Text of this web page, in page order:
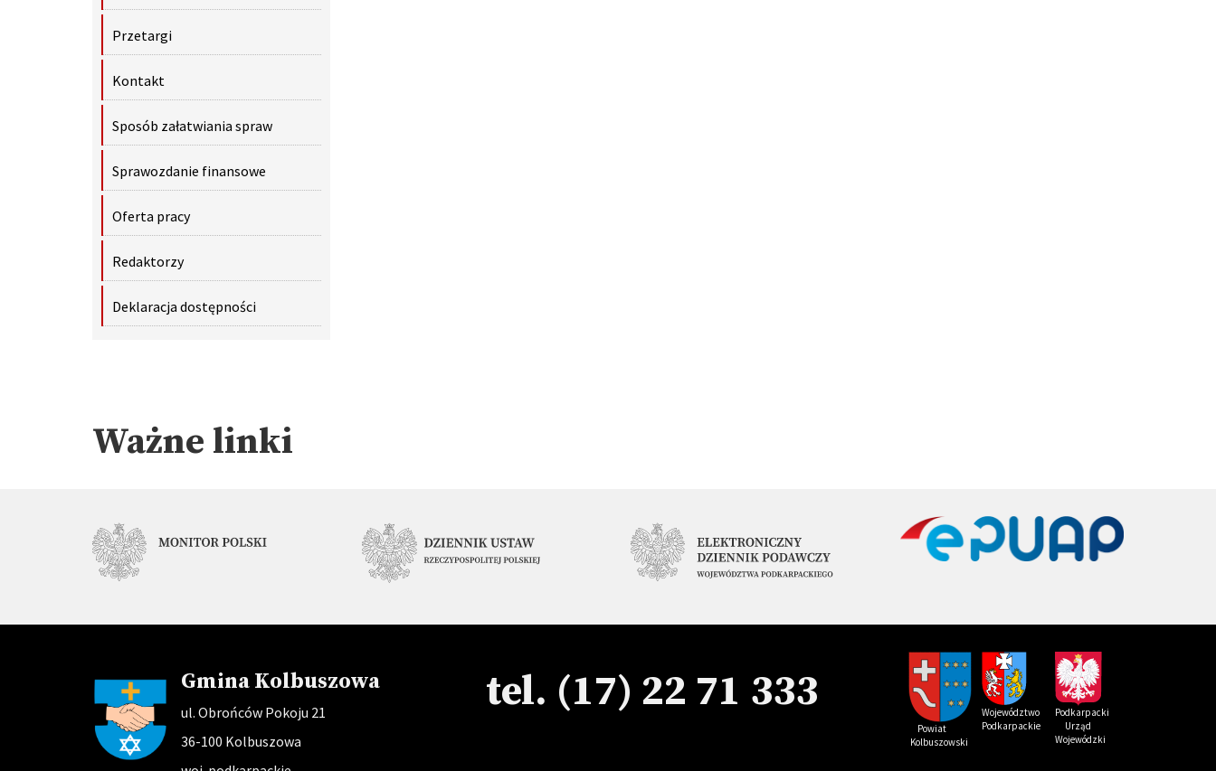
Przetargi
Kontakt
Sposób załatwiania spraw
Sprawozdanie finansowe
Oferta pracy
Redaktorzy
Deklaracja dostępności
Ważne linki
Gmina Kolbuszowa
ul. Obrońców Pokoju 21
36-100 Kolbuszowa
tel. (17) 22 71 333
Powiat
Kolbuszowski
Województwo
Podkarpackie
Podkarpacki
Urząd
Wojewódzki